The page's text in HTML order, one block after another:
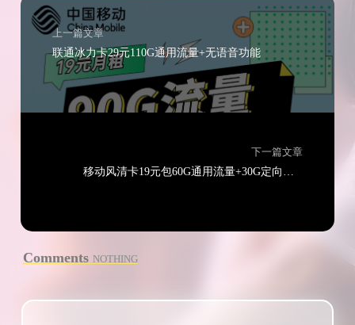
上一篇文章
联通冰力卡29元110G通用流量+无语音功能
下一篇文章
移动风清卡19元包60G通用流量+30G定向流量+通话0.1元/分钟
Comments NOTHING